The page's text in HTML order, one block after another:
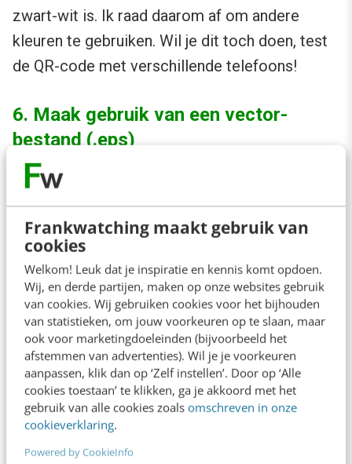
Frankwatching maakt gebruik van
cookies
Welkom! Leuk dat je inspiratie en kennis komt opdoen.
Wij, en derde partijen, maken op onze websites gebruik
van cookies. Wij gebruiken cookies voor het bijhouden
van statistieken, om jouw voorkeuren op te slaan, maar
ook voor marketingdoeleinden (bijvoorbeeld het
afstemmen van advertenties). Wil je je voorkeuren
aanpassen, klik dan op ‘Zelf instellen’. Door op ‘Alle
cookies toestaan’ te klikken, ga je akkoord met het
gebruik van alle cookies zoals omschreven in onze
cookieverklaring.
Powered by CookieInfo
zwart-wit is. Ik raad daarom af om andere
kleuren te gebruiken. Wil je dit toch doen, test
de QR-code met verschillende telefoons!
6. Maak gebruik van een vector-
bestand (.eps)
Voor drukwerk en uitvergrotingen van een QR-
code. Een QR-code maken is heel makkelijk. Je
zoekt viaGooglenaar een generator en je
maakt een QR-code. Vaak krijg je echter een
.jpg of een .png. Deze zijn niet geschikt voor
het drukken van bijvoorbeeld een flyer, op een
advertentie of in een magazine. Gebruik
daarom een QR-code generator waarbij je een
QR-code kan maken als vector-bestand (.EPS).
Een goede QR-code generator is die van
Keremerkan.